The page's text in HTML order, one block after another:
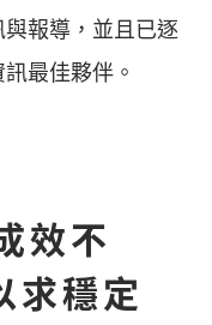
報導，並且已逐
最佳夥伴。
效不
求穩定